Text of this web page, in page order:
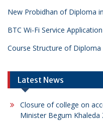
New Probidhan of Diploma
BTC Wi-Fi Service
Course Structure of Diploma
Latest News
Closure of college on
Minister Begum Khaleda